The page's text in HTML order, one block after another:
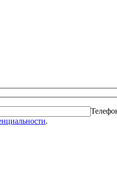
.